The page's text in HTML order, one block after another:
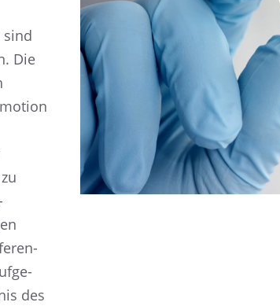
sind
Die
des